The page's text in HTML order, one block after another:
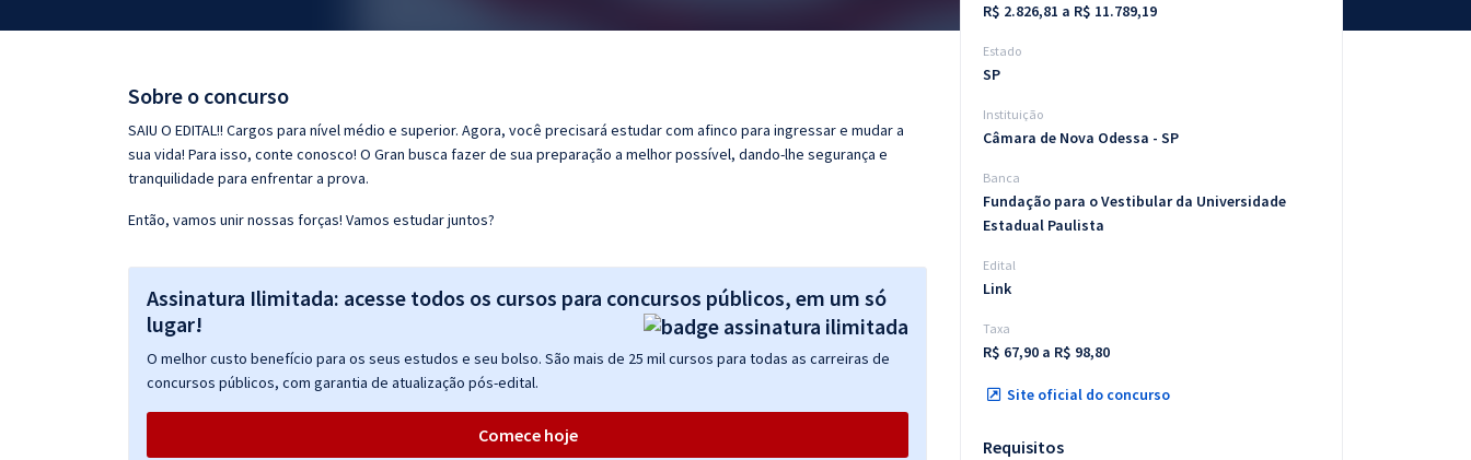
Questões grátis
Conteúdo gratuito
Sobre o concurso
SAIU O EDITAL!! Cargos para nível médio e superior. Agora, você precisará estudar com afinco para ingressar e mudar a
sua vida! Para isso, conte conosco! O Gran busca fazer de sua preparação a melhor possível, dando-lhe segurança e
tranquilidade para enfrentar a prova.
Então, vamos unir nossas forças! Vamos estudar juntos?
Assinatura Ilimitada: acesse todos os cursos para concursos públicos, em um só
lugar!
O melhor custo benefício para os seus estudos e seu bolso. São mais de 25 mil cursos para todas as carreiras de
concursos públicos, com garantia de atualização pós-edital.
Comece hoje
R$ 2.826,81 a R$ 11.789,19
Estado
SP
Instituição
Câmara de Nova Odessa - SP
Banca
Fundação para o Vestibular da Universidade
Estadual Paulista
Edital
Link
Taxa
R$ 67,90 a R$ 98,80
Site oficial do concurso
Requisitos